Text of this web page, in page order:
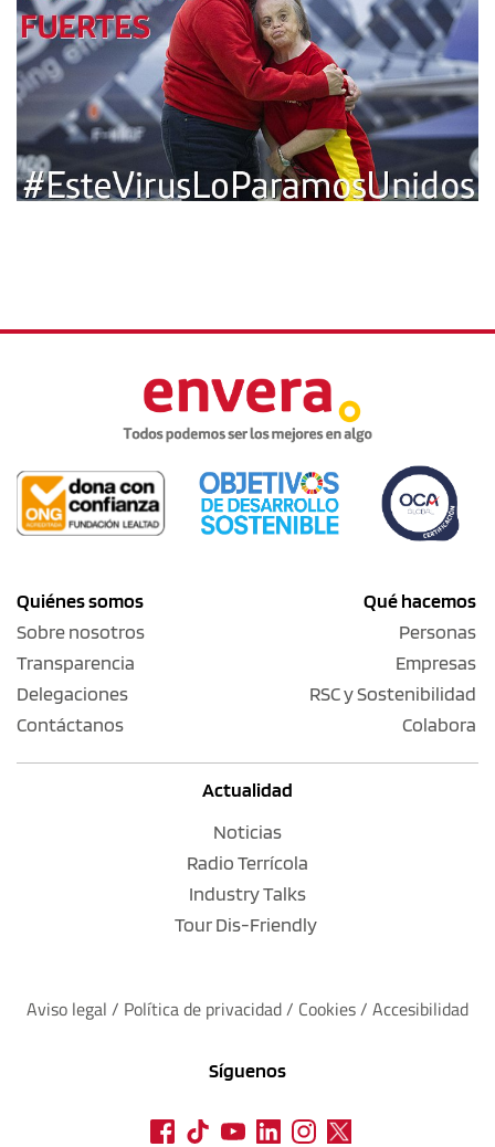
Quiénes somos
Sobre nosotros
Transparencia
Delegaciones
Contáctanos
Qué hacemos
Personas
Empresas
RSC y Sostenibilidad
Colabora
Actualidad
Noticias
Radio Terrícola
Industry Talks
Tour Dis-Friendly
Aviso legal / Política de privacidad / Cookies / Accesibilidad
Síguenos